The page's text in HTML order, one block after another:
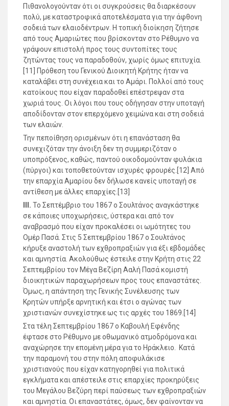
Πιθανολογούνταν ότι οι συγκρούσεις θα διαρκέσουν
πολύ, με καταστροφικά αποτελέσματα για την άφθονη
σοδειά των ελαιοδέντρων. Η τοπική διοίκηση ζήτησε
από τους Αμαριώτες που βρίσκονταν στο Ρέθυμνο να
γράψουν επιστολή προς τους συντοπίτες τους
ζητώντας τους να παραδοθούν, χωρίς όμως επιτυχία.
[11] Πρόθεση του Γενικού Διοικητή Κρήτης ήταν να
καταλάβει στη συνέχεια και το Αμάρι. Πολλοί από τους
κατοίκους που είχαν παραδοθεί επέστρεψαν στα
χωριά τους. Οι λόγοι που τους οδήγησαν στην υποταγή
αποδίδονταν στον επερχόμενο χειμώνα και στη σοδειά
των ελαιών.
Την πεποίθηση ορισμένων ότι η επανάσταση θα
συνεχιζόταν την άνοιξη δεν τη συμμεριζόταν ο
υποπρόξενος, καθώς, παντού οικοδομούνταν φυλάκια
(πύργοι) και τοποθετούνταν ισχυρές φρουρές.[12] Από
την επαρχία Αμαρίου δεν δήλωσε κανείς υποταγή σε
αντίθεση με άλλες επαρχίες.[13]
ΙΙΙ. Το Σεπτέμβριο του 1867 ο Σουλτάνος αναγκάστηκε
σε κάποιες υποχωρήσεις, ύστερα και από τον
αναβρασμό που είχαν προκαλέσει οι ωμότητες του
Ομέρ Πασά. Στις 5 Σεπτεμβρίου 1867 ο Σουλτάνος
κήρυξε αναστολή των εχθροπραξιών για έξι εβδομάδες
και αμνηστία. Ακολούθως έστειλε στην Κρήτη στις 22
Σεπτεμβρίου τον Μέγα Βεζίρη Ααλή Πασά κομιστή
διοικητικών παραχωρήσεων προς τους επαναστάτες.
Όμως, η απάντηση της Γενικής Συνέλευσης των
Κρητών υπήρξε αρνητική και έτσι ο αγώνας των
χριστιανών συνεχίστηκε ως τις αρχές του 1869.[14]
Στα τέλη Σεπτεμβρίου 1867 ο Καβουλή Εφένδης
έφτασε στο Ρέθυμνο με οθωμανικό ατμοδρόμονα και
αναχώρησε την επομένη μέρα για το Ηράκλειο. Κατά
την παραμονή του στην πόλη αποφυλάκισε
χριστιανούς που είχαν κατηγορηθεί για πολιτικά
εγκλήματα και απέστειλε στις επαρχίες προκηρύξεις
του Μεγάλου Βεζύρη περί παύσεως των εχθροπραξιών
και αμνηστία. Οι επαναστάτες, όμως, δεν φαίνονταν να